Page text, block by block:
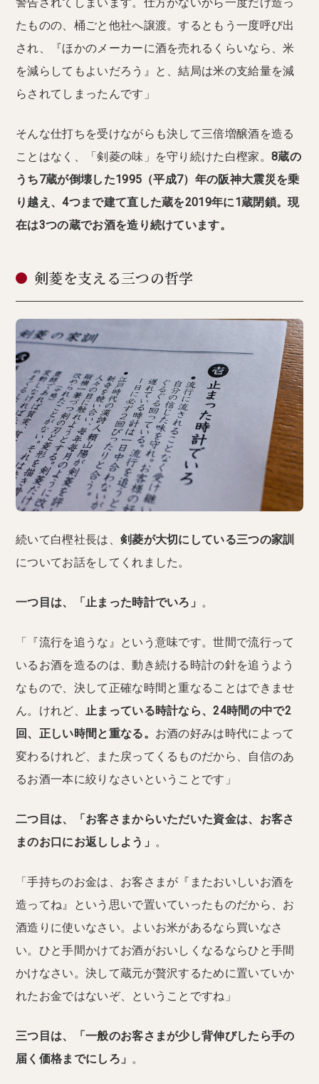
たものの、桶ごと他社へ譲渡。するともう一度呼び出
され、『ほかのメーカーに酒を売れるくらいなら、米
を減らしてもよいだろう』と、結局は米の支給量を減
らされてしまったんです」
そんな仕打ちを受けながらも決して三倍増醸酒を造る
ことはなく、「剣菱の味」を守り続けた白樫家。8蔵の
うち7蔵が倒壊した1995（平成7）年の阪神大震災を乗
り越え、4つまで建て直した蔵を2019年に1蔵閉鎖。現
在は3つの蔵でお酒を造り続けています。
剣菱を支える三つの哲学
続いて白樫社長は、 剣菱が大切にしている三つの家訓
についてお話をしてくれました。
一つ目は、「止まった時計でいろ」 。
「『流行を追うな』という意味です。世間で流行って
いるお酒を造るのは、動き続ける時計の針を追うよう
なもので、決して正確な時間と重なることはできませ
ん。けれど、 止まっている時計なら、24時間の中で2
回、正しい時間と重なる。 お酒の好みは時代によって
変わるけれど、また戻ってくるものだから、自信のあ
るお酒一本に絞りなさいということです」
二つ目は、「お客さまからいただいた資金は、お客さ
まのお口にお返ししよう」 。
「手持ちのお金は、お客さまが『またおいしいお酒を
造ってね』という思いで置いていったものだから、お
酒造りに使いなさい。よいお米があるなら買いなさ
い。ひと手間かけてお酒がおいしくなるならひと手間
かけなさい。決して蔵元が贅沢するために置いていか
れたお金ではないぞ、ということですね」
三つ目は、「一般のお客さまが少し背伸びしたら手の
届く価格までにしろ」 。